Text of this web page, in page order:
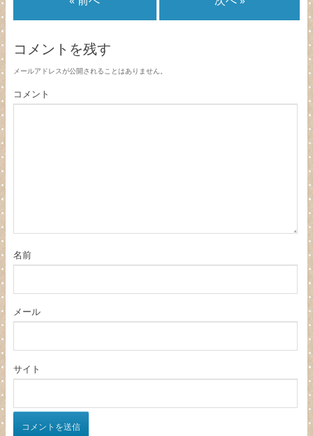
コメントを残す
メールアドレスが公開されることはありません。
コメント
名前
メール
サイト